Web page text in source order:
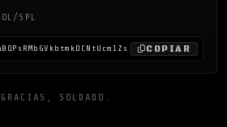
SPL
COPIAR
GRACIAS, SOLDADO.